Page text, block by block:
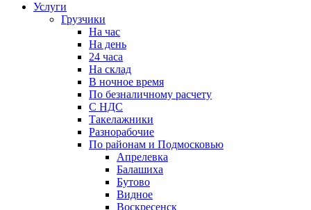
Услуги
Грузчики
На час
На день
24 часа
На склад
В ночное время
По безналичному расчету
С НДС
Такелажники
Разнорабочие
По районам и Подмосковью
Апрелевка
Балашиха
Бутово
Видное
Воскресенск